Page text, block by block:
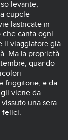
levante,
cupole
lastricate in
che canta ogni
il viaggiatore già
Ma la proprietà
quando
friggitorie, e da
viene da
una sera